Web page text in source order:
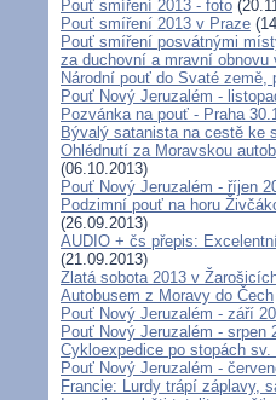
Pouť smíření 2013 - foto
Pouť smíření 2013 v Praze
Pouť smíření posvátnými
za duchovní a mravní obnovu
Národní pouť do Svaté země,
Pouť Nový Jeruzalém -
Pozvánka na pouť - Praha
Bývalý satanista na cestě ke
Ohlédnutí za Moravskou
(06.10.2013)
Pouť Nový Jeruzalém - říjen
Podzimní pouť na horu
(26.09.2013)
AUDIO + čs přepis:
(21.09.2013)
Zlatá sobota 2013 v
Autobusem z Moravy do Čech
Pouť Nový Jeruzalém - září
Pouť Nový Jeruzalém - srpen
Cykloexpedice po stopách
Pouť Nový Jeruzalém -
Francie: Lurdy trápí záplavy,